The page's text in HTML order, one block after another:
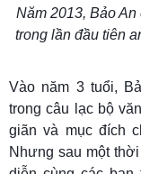
Năm 2013, Bảo
trong lần đầu tiên
Vào năm 3 tuổi,
trong câu lạc bộ
giãn và mục đích
Nhưng sau một